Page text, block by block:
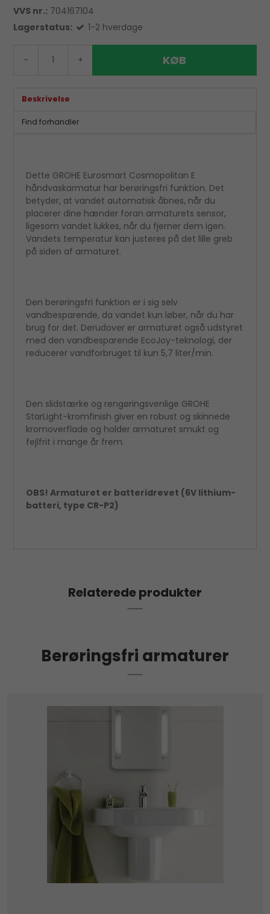
VVS nr.: 704167104
Lagerstatus:
1-2 hverdage
- + KØB
Beskrivelse
Find forhandler
Dette GROHE Eurosmart Cosmopolitan E
håndvaskarmatur har berøringsfri funktion. Det
betyder, at vandet automatisk åbnes, når du
placerer dine hænder foran armaturets sensor,
ligesom vandet lukkes, når du fjerner dem igen.
Vandets temperatur kan justeres på det lille greb
på siden af armaturet.
Den berøringsfri funktion er i sig selv
vandbesparende, da vandet kun løber, når du har
brug for det. Derudover er armaturet også udstyret
med den vandbesparende EcoJoy-teknologi, der
reducerer vandforbruget til kun 5,7 liter/min.
Den slidstærke og rengøringsvenlige GROHE
StarLight-kromfinish giver en robust og skinnede
kromoverflade og holder armaturet smukt og
fejlfrit i mange år frem.
OBS! Armaturet er batteridrevet (6V lithium-
batteri, type CR-P2)
Relaterede produkter
Berøringsfri armaturer